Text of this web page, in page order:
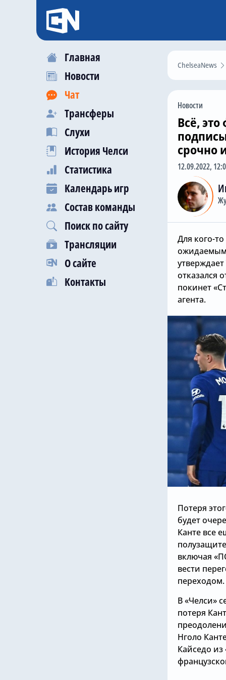
Главная
Новости
Чат
Трансферы
Слухи
История Челси
Статистика
Календарь игр
Состав команды
Поиск по сайту
Трансляции
О сайте
Контакты
ChelseaNews
Новости
Всё,
срочно
12.09.2022,
Для кого-
ожидаемым
отказался
покинет
агента.
Потеря
будет
Канте все
включая
вести
переходом.
В «Челси»
потеря
Нголо
Кайседо